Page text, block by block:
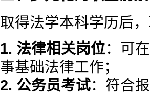
取得法学本科学历后
1. 法律相关岗位：可
事基础法律工作；
2. 公务员考试：符合